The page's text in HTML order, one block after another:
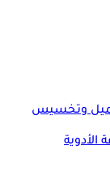
وتخسيس